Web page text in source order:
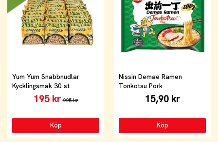
Yum Yum Snabbnudlar
Kycklingsmak 30 st
195 kr 225 kr
Köp
Nissin Demae Ramen
Tonkotsu Pork
15,90 kr
Köp